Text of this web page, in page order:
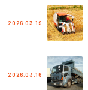
2026.03.19
2026.03.16